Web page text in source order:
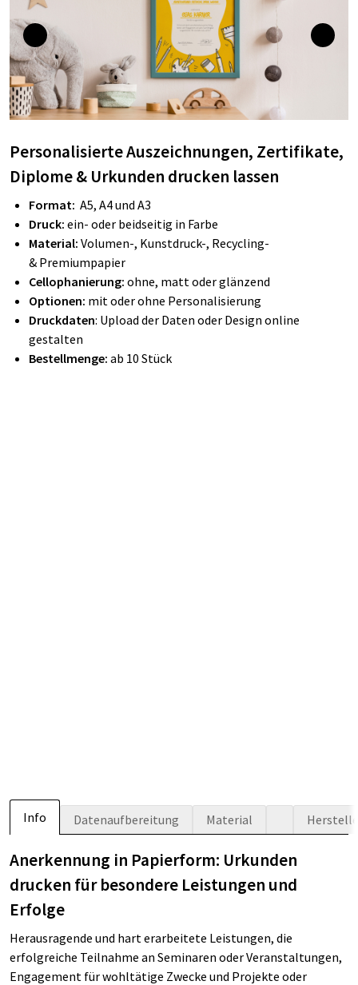
Personalisierte Auszeichnungen, Zertifikate,
Diplome & Urkunden drucken lassen
Format: A5, A4 und A3
Druck: ein- oder beidseitig in Farbe
Material: Volumen-, Kunstdruck-, Recycling-
& Premiumpapier
Cellophanierung: ohne, matt oder glänzend
Optionen: mit oder ohne Personalisierung
Druckdaten: Upload der Daten oder Design online
gestalten
Bestellmenge: ab 10 Stück
Info Datenaufbereitung Material
Anerkennung in Papierform: Urkunden
drucken für besondere Leistungen und
Erfolge
Herausragende und hart erarbeitete Leistungen, die
erfolgreiche Teilnahme an Seminaren oder Veranstaltungen,
Engagement für wohltätige Zwecke und Projekte oder